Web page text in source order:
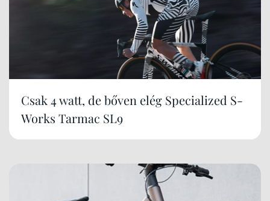
Csak 4 watt, de bőven elég Specialized S-
Works Tarmac SL9